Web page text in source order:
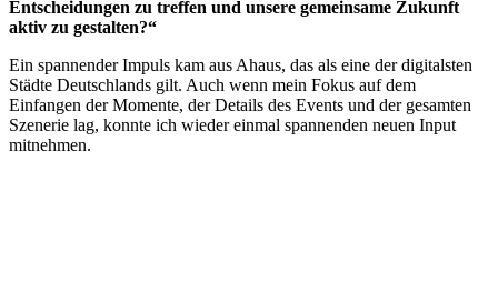
Entscheidungen zu treffen und unsere gemeinsame Zukunft
aktiv zu gestalten?“
Ein spannender Impuls kam aus Ahaus, das als eine der digitalsten
Städte Deutschlands gilt. Auch wenn mein Fokus auf dem
Einfangen der Momente, der Details des Events und der gesamten
Szenerie lag, konnte ich wieder einmal spannenden neuen Input
mitnehmen.